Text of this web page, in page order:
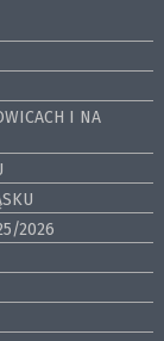
I NA
2026